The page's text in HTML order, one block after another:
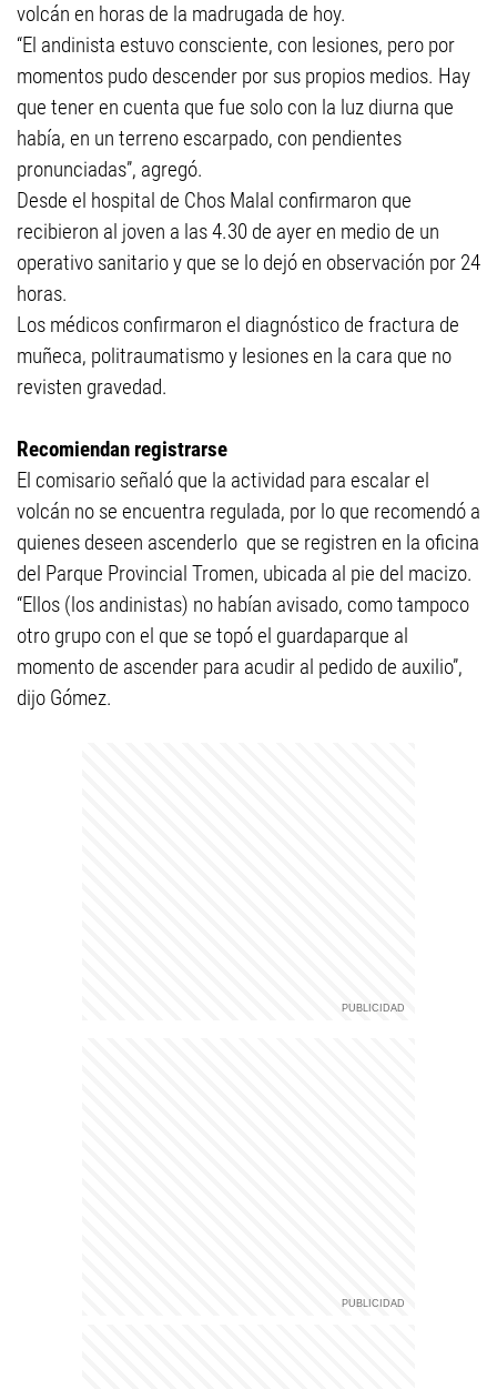
volcán en horas de la madrugada de hoy.
“El andinista estuvo consciente, con lesiones, pero por
momentos pudo descender por sus propios medios. Hay
que tener en cuenta que fue solo con la luz diurna que
había, en un terreno escarpado, con pendientes
pronunciadas”, agregó.
Desde el hospital de Chos Malal confirmaron que
recibieron al joven a las 4.30 de ayer en medio de un
operativo sanitario y que se lo dejó en observación por 24
horas.
Los médicos confirmaron el diagnóstico de fractura de
muñeca, politraumatismo y lesiones en la cara que no
revisten gravedad.
Recomiendan registrarse
El comisario señaló que la actividad para escalar el
volcán no se encuentra regulada, por lo que recomendó a
quienes deseen ascenderlo que se registren en la oficina
del Parque Provincial Tromen, ubicada al pie del macizo.
“Ellos (los andinistas) no habían avisado, como tampoco
otro grupo con el que se topó el guardaparque al
momento de ascender para acudir al pedido de auxilio”,
dijo Gómez.